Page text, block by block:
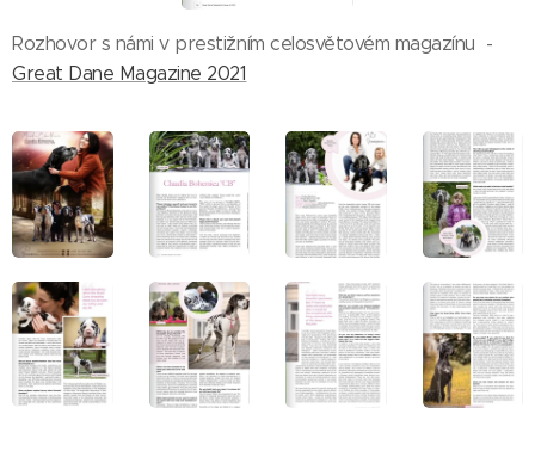
Rozhovor s námi v prestižním celosvětovém magazínu -
Great Dane Magazine 2021